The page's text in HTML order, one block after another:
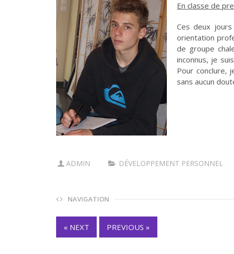
En classe de
Ces deux
orientation
de groupe
inconnus, je
Pour conclure,
sans aucun
ADMIN DÉVELOPPEMENT PERSONNEL
NAVIGATION
« NEXT PREVIOUS »